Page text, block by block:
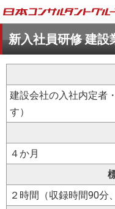
新入社員研修 建設
建設会社の入社内定者
す）
４か月
２時間（収録時間90分